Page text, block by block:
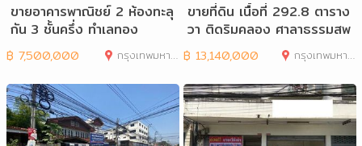
ขายอาคารพาณิชย์ 2 ห้องทะลุ
กัน 3 ชั้นครึ่ง ทำเลทอง
฿ 7,500,000 กรุงเทพมหานคร
ขายที่ดิน เนื้อที่ 292.8 ตาราง
วา ติดริมคลอง ศาลาธรรมสพ
น์ 37
฿ 13,140,000 กรุงเทพมหานคร